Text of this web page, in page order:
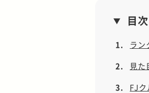
目次
1.
ラン
2.
見た
3.
FJ